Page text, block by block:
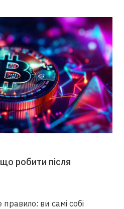
робити після
ви самі собі